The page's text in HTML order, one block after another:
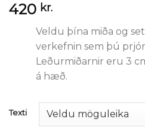
420 kr.
Veldu þína miða og
verkefnin sem þú
Leðurmiðarnir eru 3
á hæð.
Texti